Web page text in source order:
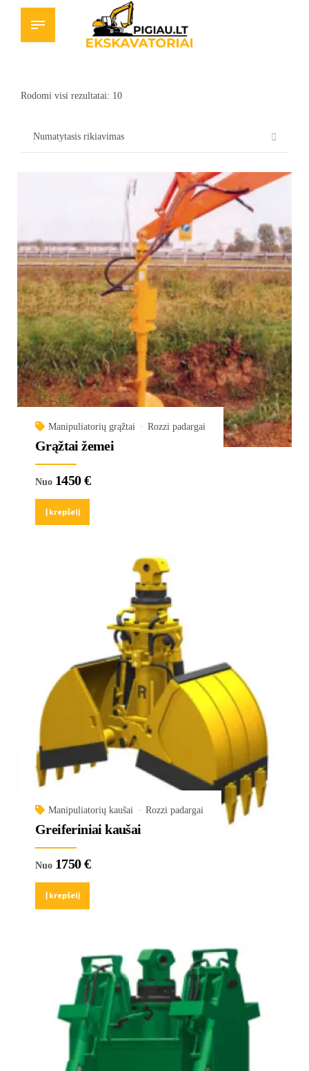
Rodomi visi rezultatai: 10
Manipuliatorių grąžtai Rozzi padargai
Grąžtai žemei
Nuo 1450€
Į krepšelį
Manipuliatorių kaušai Rozzi padargai
Greiferiniai kaušai
Nuo 1750€
Į krepšelį